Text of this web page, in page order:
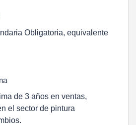
Obligatoria, equivalente
de 3 años en ventas,
el sector de pintura